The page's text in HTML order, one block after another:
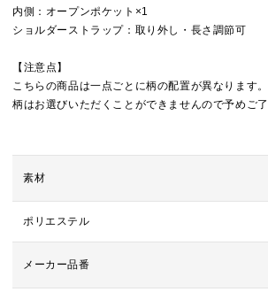
内側：オープンポケット×1
ショルダーストラップ：取り外し・長さ調節可
【注意点】
こちらの商品は一点ごとに柄の配置が異なります。
柄はお選びいただくことができませんので予めご了
素材
ポリエステル
メーカー品番